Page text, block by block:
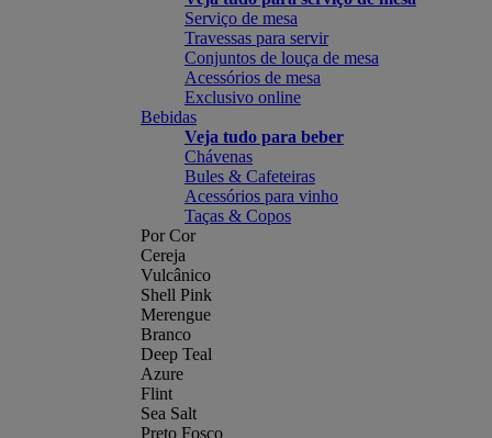
Serviço de mesa
Travessas para servir
Conjuntos de louça de mesa
Acessórios de mesa
Exclusivo online
Bebidas
Veja tudo para beber
Chávenas
Bules & Cafeteiras
Acessórios para vinho
Taças & Copos
Por Cor
Cereja
Vulcânico
Shell Pink
Merengue
Branco
Deep Teal
Azure
Flint
Sea Salt
Preto Fosco